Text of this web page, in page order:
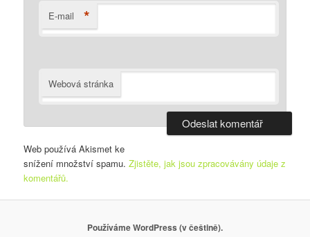
E-mail *
Webová stránka
Web používá Akismet ke
snížení množství spamu.Zjistěte, jak jsou zpracovávány údaje z
komentářů.
Používáme WordPress (v češtině).